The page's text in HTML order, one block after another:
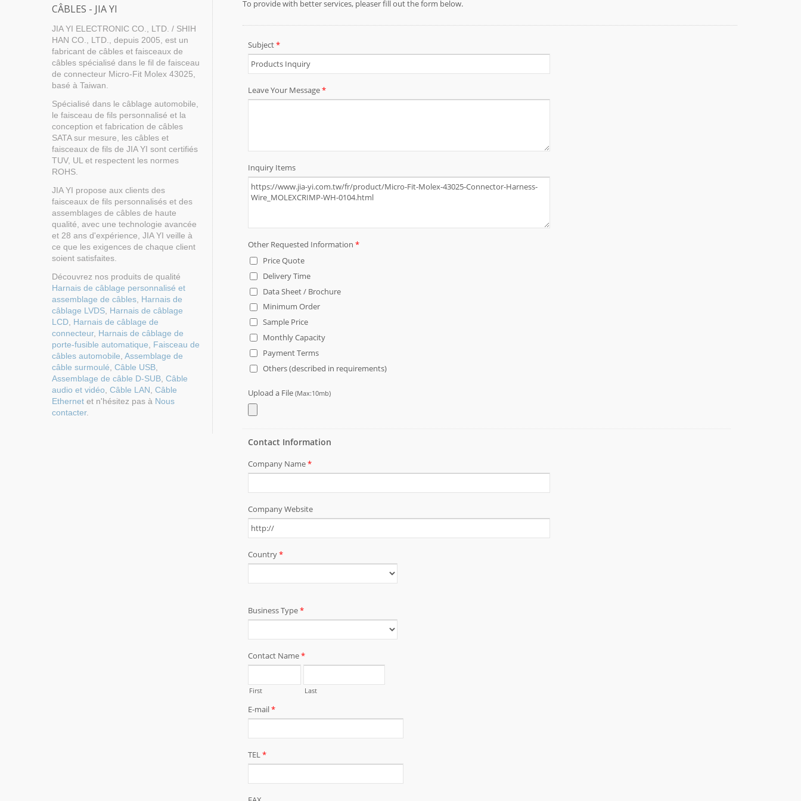
CÂBLES - JIA YI
JIA YI ELECTRONIC CO., LTD. / SHIH
HAN CO., LTD., depuis 2005, est un
fabricant de câbles et faisceaux de
câbles spécialisé dans le fil de faisceau
de connecteur Micro-Fit Molex 43025,
basé à Taiwan.
Spécialisé dans le câblage automobile,
le faisceau de fils personnalisé et la
conception et fabrication de câbles
SATA sur mesure, les câbles et
faisceaux de fils de JIA YI sont certifiés
TUV, UL et respectent les normes
ROHS.
JIA YI propose aux clients des
faisceaux de fils personnalisés et des
assemblages de câbles de haute
qualité, avec une technologie avancée
et 28 ans d'expérience, JIA YI veille à
ce que les exigences de chaque client
soient satisfaites.
Découvrez nos produits de qualité
Harnais de câblage personnalisé et
assemblage de câbles Harnais de
câblage LVDS Harnais de câblage
LCD Harnais de câblage de
connecteur, Harnais de câblage de
porte-fusible automatique
Faisceau de
câbles automobile Assemblage de
câble surmoulé Câble USB
Assemblage de câble D-SUB Câble
audio et vidéo Câble LAN Câble
Ethernet et n'hésitez pas à Nous
contacter.